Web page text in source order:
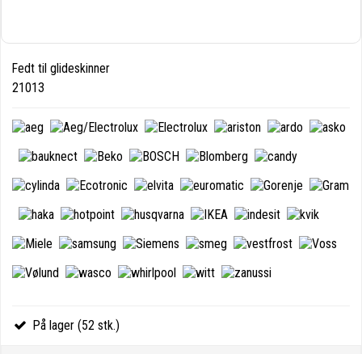
Fedt til glideskinner
21013
På lager (52 stk.)